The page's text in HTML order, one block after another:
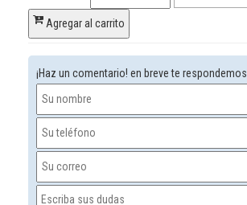
Agregar al carrito
¡Haz un comentario! en breve te respondemos